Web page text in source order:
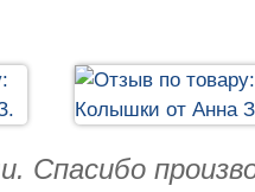
Спасибо